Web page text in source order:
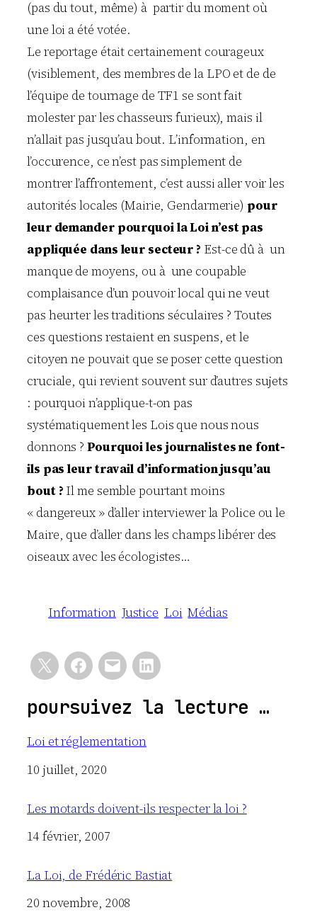
(pas du tout, même) à partir du moment où
une loi a été votée.
Le reportage était certainement courageux
(visiblement, des membres de la LPO et de de
l’équipe de tournage de TF1 se sont fait
molester par les chasseurs furieux), mais il
n’allait pas jusqu’au bout. L’information, en
l’occurence, ce n’est pas simplement de
montrer l’affrontement, c’est aussi aller voir les
autorités locales (Mairie, Gendarmerie) pour
leur demander pourquoi la Loi n’est pas
appliquée dans leur secteur ? Est-ce dû à un
manque de moyens, ou à une coupable
complaisance d’un pouvoir local qui ne veut
pas heurter les traditions séculaires ? Toutes
ces questions restaient en suspens, et le
citoyen ne pouvait que se poser cette question
cruciale, qui revient souvent sur d’autres sujets
: pourquoi n’applique-t-on pas
systématiquement les Lois que nous nous
donnons ?Pourquoi les journalistes ne font-
ils pas leur travail d’information jusqu’au
bout ? Il me semble pourtant moins
« dangereux » d’aller interviewer la Police ou le
Maire, que d’aller dans les champs libérer des
oiseaux avec les écologistes…
Information Justice Loi Médias
poursuivez la lecture …
Loi et réglementation
Date
10 juillet, 2020
Les motards doivent-ils respecter la loi ?
Date
14 février, 2007
La Loi, de Frédéric Bastiat
Date
20 novembre, 2008